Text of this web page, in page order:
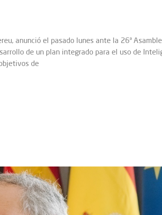
anunció el pasado lunes ante la 26ª
de un plan integrado para el uso de
de